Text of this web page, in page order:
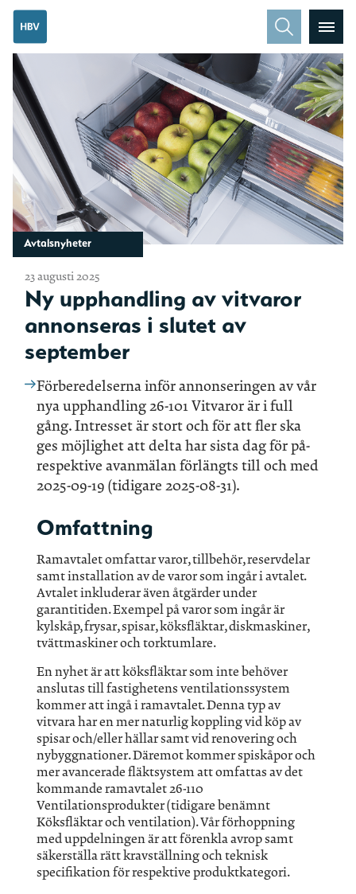
Avtalsnyheter
23 augusti 2025
Ny upphandling av vitvaror
annonseras i slutet av
september
Förberedelserna inför annonseringen av vår
nya upphandling 26-101 Vitvaror är i full
gång. Intresset är stort och för att fler ska
ges möjlighet att delta har sista dag för på-
respektive avanmälan förlängts till och med
2025-09-19 (tidigare 2025-08-31).
Omfattning
Ramavtalet omfattar varor, tillbehör, reservdelar
samt installation av de varor som ingår i avtalet.
Avtalet inkluderar även åtgärder under
garantitiden. Exempel på varor som ingår är
kylskåp, frysar, spisar, köksfläktar, diskmaskiner,
tvättmaskiner och torktumlare.
En nyhet är att köksfläktar som inte behöver
anslutas till fastighetens ventilationssystem
kommer att ingå i ramavtalet. Denna typ av
vitvara har en mer naturlig koppling vid köp av
spisar och/eller hällar samt vid renovering och
nybyggnationer. Däremot kommer spiskåpor och
mer avancerade fläktsystem att omfattas av det
kommande ramavtalet 26-110
Ventilationsprodukter (tidigare benämnt
Köksfläktar och ventilation). Vår förhoppning
med uppdelningen är att förenkla avrop samt
säkerställa rätt kravställning och teknisk
specifikation för respektive produktkategori.